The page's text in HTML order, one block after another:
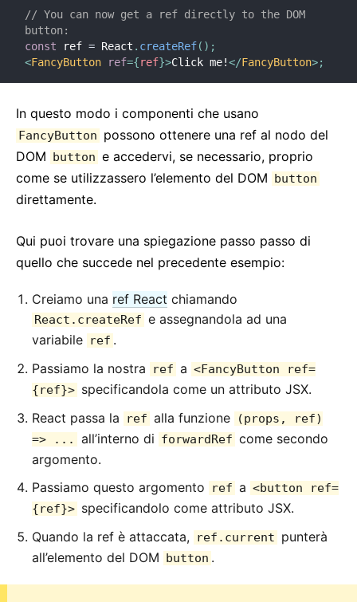
// You can now get a ref directly to the DOM
button:
const ref = React . createRef( ) ;
<FancyButton ref={ref}>Click me!</FancyButton>;
In questo modo i componenti che usano
FancyButton possono ottenere una ref al nodo del
DOM button e accedervi, se necessario, proprio
come se utilizzassero l’elemento del DOM button
direttamente.
Qui puoi trovare una spiegazione passo passo di
quello che succede nel precedente esempio:
Creiamo una ref React chiamando
React.createRef e assegnandola ad una
variabile ref .
Passiamo la nostra
ref a <FancyButton ref=
{ref}> specificandola come un attributo JSX.
React passa la
ref alla funzione
(props, ref)
=> ...
all’interno di forwardRef come secondo
argomento.
Passiamo questo argomento
ref a <button ref=
{ref}> specificandolo come attributo JSX.
Quando la ref è attaccata,
ref.current punterà
all’elemento del DOM button .
6. Hooks Personalizzati
7. API di Riferimento degli Hooks
8. FAQ sugli Hooks
Testing Overview
Testing Recipes
Testing Environments
Come Contribuire
Note sull'Implementazione
Principi di Design
FAQ
AJAX ed APIs
Babel, JSX, e Build Steps
Passare Funzioni ai Componenti
State dei Componenti
Stili e CSS
Struttura dei File
Regole di Versionamento
Virtual DOM ed Interni